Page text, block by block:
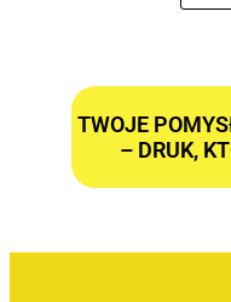
TWOJE
– DRUK,